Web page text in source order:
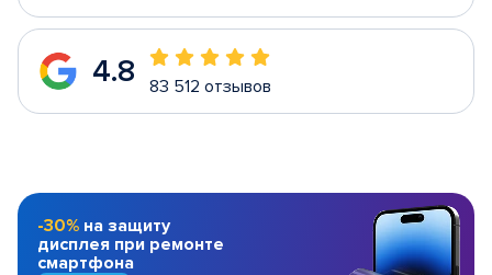
4.8 83 512 отзывов
-30% на защиту
дисплея при ремонте
смартфона